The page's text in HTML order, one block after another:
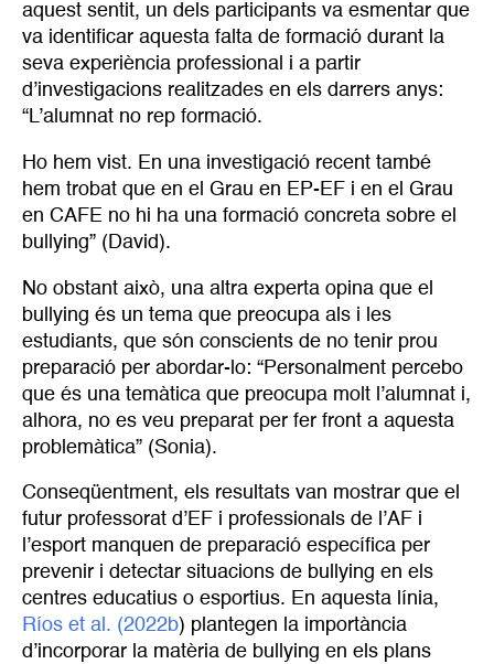
aquest sentit, un dels participants va esmentar que
va identificar aquesta falta de formació durant la
seva experiència professional i a partir
d’investigacions realitzades en els darrers anys:
“L’alumnat no rep formació.
Ho hem vist. En una investigació recent també
hem trobat que en el Grau en EP-EF i en el Grau
en CAFE no hi ha una formació concreta sobre el
bullying” (David).
No obstant això, una altra experta opina que el
bullying és un tema que preocupa als i les
estudiants, que són conscients de no tenir prou
preparació per abordar-lo: “Personalment percebo
que és una temàtica que preocupa molt l’alumnat i,
alhora, no es veu preparat per fer front a aquesta
problemàtica” (Sonia).
Conseqüentment, els resultats van mostrar que el
futur professorat d’EF i professionals de l’AF i
l’esport manquen de preparació específica per
prevenir i detectar situacions de bullying en els
centres educatius o esportius. En aquesta línia,
Ríos et al. (2022b) plantegen la importància
d’incorporar la matèria de bullying en els plans